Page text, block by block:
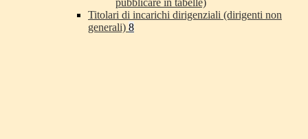
pubblicare in tabelle)
Titolari di incarichi dirigenziali (dirigenti non
generali) 8